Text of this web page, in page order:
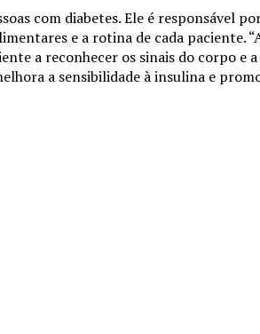
com diabetes. Ele é responsável
e a rotina de cada paciente.
a reconhecer os sinais do corpo e
a sensibilidade à insulina e